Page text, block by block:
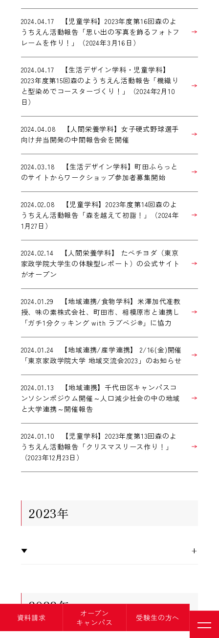
資料請求
オープン
キャンパス
受験生の方へ
メニ
2024.04.17 【児童学科】2023年度第16回森のよ
うちえん活動報告「思い出の写真を飾るフォトフ
レームを作り！」（2024年3月16日）
2024.04.17 【生活デザイン学科・児童学科】
2023年度第15回森のようちえん活動報告「機織り
と型染めでコースターづくり！」（2024年2月10
日）
2024.04.08 【人間栄養学科】女子硬式野球選手
向け弁当開発の中間報告会を開催
2024.03.18 【生活デザイン学科】町田ふらっと
のサイトからワークショップ参加者募集開始
2024.02.08 【児童学科】2023年度第14回森のよ
うちえん活動報告「森を越えて初詣！」（2024年
1月27日）
2024.02.14 【人間栄養学科】 たべチヨダ（東京
家政学院大学生の体験型レポート）の公式サイト
がオープン
2024.01.29 【地域連携/食物学科】米澤加代准教
授、味の素株式会社、町田市、相模原市と連携し
「ガチ1分クッキング with ラブベジ®」に協力
2024.01.24 【地域連携/産学連携】 2/16(金)開催
「東京家政学院大学 地域交流会2023」のお知らせ
2024.01.13 【地域連携】千代田区キャンパスコ
ンソシンポジウム開催～人口減少社会の中の地域
と大学連携～開催報告
2024.01.10 【児童学科】2023年度第13回森のよ
うちえん活動報告「クリスマスリース作り！」
（2023年12月23日）
2023年
▼ +
2022年